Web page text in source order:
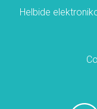
Helbide